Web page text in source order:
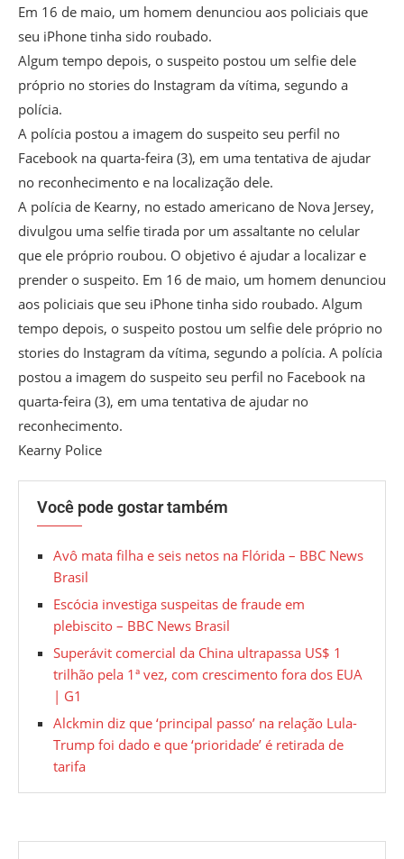
Em 16 de maio, um homem denunciou aos policiais que
seu iPhone tinha sido roubado.
Algum tempo depois, o suspeito postou um selfie dele
próprio no stories do Instagram da vítima, segundo a
polícia.
A polícia postou a imagem do suspeito seu perfil no
Facebook na quarta-feira (3), em uma tentativa de ajudar
no reconhecimento e na localização dele.
A polícia de Kearny, no estado americano de Nova Jersey,
divulgou uma selfie tirada por um assaltante no celular
que ele próprio roubou. O objetivo é ajudar a localizar e
prender o suspeito. Em 16 de maio, um homem denunciou
aos policiais que seu iPhone tinha sido roubado. Algum
tempo depois, o suspeito postou um selfie dele próprio no
stories do Instagram da vítima, segundo a polícia. A polícia
postou a imagem do suspeito seu perfil no Facebook na
quarta-feira (3), em uma tentativa de ajudar no
reconhecimento.
Kearny Police
Você pode gostar também
Avô mata filha e seis netos na Flórida – BBC News
Brasil
Escócia investiga suspeitas de fraude em
plebiscito – BBC News Brasil
Superávit comercial da China ultrapassa US$ 1
trilhão pela 1ª vez, com crescimento fora dos EUA
| G1
Alckmin diz que ‘principal passo’ na relação Lula-
Trump foi dado e que ‘prioridade’ é retirada de
tarifa